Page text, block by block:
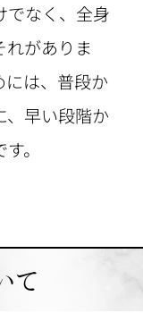
でなく、全身
れがありま
には、普段か
、早い段階か
。
て